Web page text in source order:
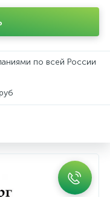
по всей России